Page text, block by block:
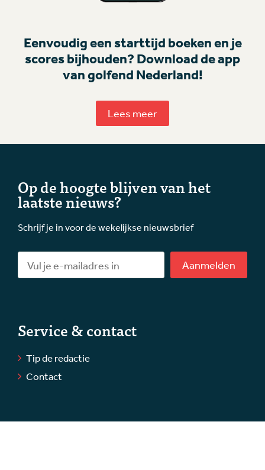
Eenvoudig een starttijd boeken en je
scores bijhouden? Download de app
van golfend Nederland!
Lees meer
Op de hoogte blijven van het
laatste nieuws?
Schrijf je in voor de wekelijkse nieuwsbrief
Aanmelden
Service & contact
Tip de redactie
Contact